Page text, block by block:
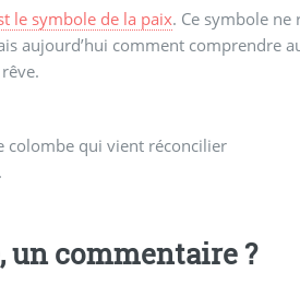
le symbole de la paix. Ce symbole ne
aujourd’hui comment comprendre
colombe qui vient réconcilier
un commentaire ?